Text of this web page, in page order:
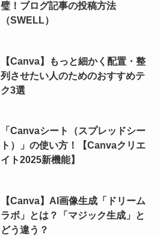
璧！ブログ記事の投稿方法
（SWELL）
【Canva】もっと細かく配置・整
列させたい人のためのおすすめテ
ク3選
「Canvaシート（スプレッドシー
ト）」の使い方！【Canvaクリエ
イト2025新機能】
【Canva】AI画像生成「ドリーム
ラボ」とは？「マジック生成」と
どう違う？